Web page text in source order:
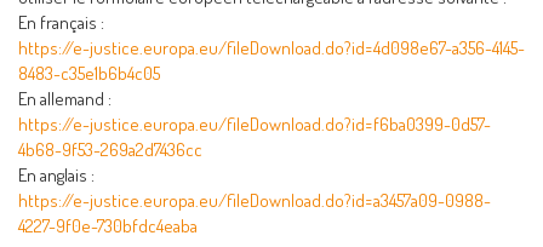
En français :
https://e-justice.europa.eu/fileDownload.do?id=4d098e67-a356-4145-
8483-c35e1b6b4c05
En allemand :
https://e-justice.europa.eu/fileDownload.do?id=f6ba0399-0d57-
4b68-9f53-269a2d7436cc
En anglais :
https://e-justice.europa.eu/fileDownload.do?id=a3457a09-0988-
4227-9f0e-730bfdc4eaba